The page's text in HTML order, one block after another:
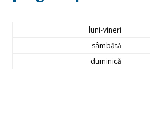
luni-vineri
sâmbătă
duminică